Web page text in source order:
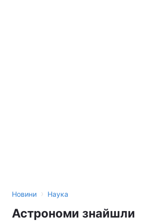
Новини › Наука
Астрономи знайшли